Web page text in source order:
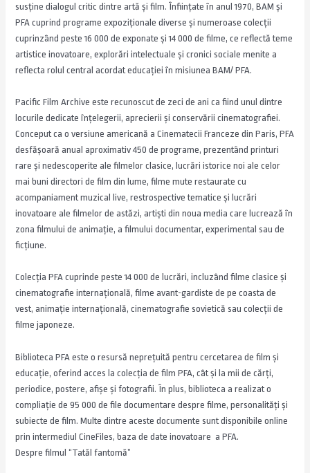
susţine dialogul critic dintre artă şi film. Înfiinţate în anul 1970, BAM şi
PFA cuprind programe expoziţionale diverse şi numeroase colecţii
cuprinzând peste 16 000 de exponate şi 14 000 de filme, ce reflectă teme
artistice inovatoare, explorări intelectuale şi cronici sociale menite a
reflecta rolul central acordat educaţiei în misiunea BAM/ PFA.
Pacific Film Archive este recunoscut de zeci de ani ca fiind unul dintre
locurile dedicate înţelegerii, aprecierii şi conservării cinematografiei.
Conceput ca o versiune americană a Cinematecii Franceze din Paris, PFA
desfăşoară anual aproximativ 450 de programe, prezentând printuri
rare şi nedescoperite ale filmelor clasice, lucrări istorice noi ale celor
mai buni directori de film din lume, filme mute restaurate cu
acompaniament muzical live, restrospective tematice şi lucrări
inovatoare ale filmelor de astăzi, artişti din noua media care lucrează în
zona filmului de animaţie, a filmului documentar, experimental sau de
ficţiune.
Colecţia PFA cuprinde peste 14 000 de lucrări, incluzând filme clasice şi
cinematografie internaţională, filme avant-gardiste de pe coasta de
vest, animaţie internaţională, cinematografie sovietică sau colecţii de
filme japoneze.
Biblioteca PFA este o resursă nepreţuită pentru cercetarea de film şi
educaţie, oferind acces la colecţia de film PFA, cât şi la mii de cărţi,
periodice, postere, afişe şi fotografii. În plus, biblioteca a realizat o
compliaţie de 95 000 de file documentare despre filme, personalităţi şi
subiecte de film. Multe dintre aceste documente sunt disponibile online
prin intermediul CineFiles, baza de date inovatoare a PFA.
Despre filmul “Tatăl fantomă”